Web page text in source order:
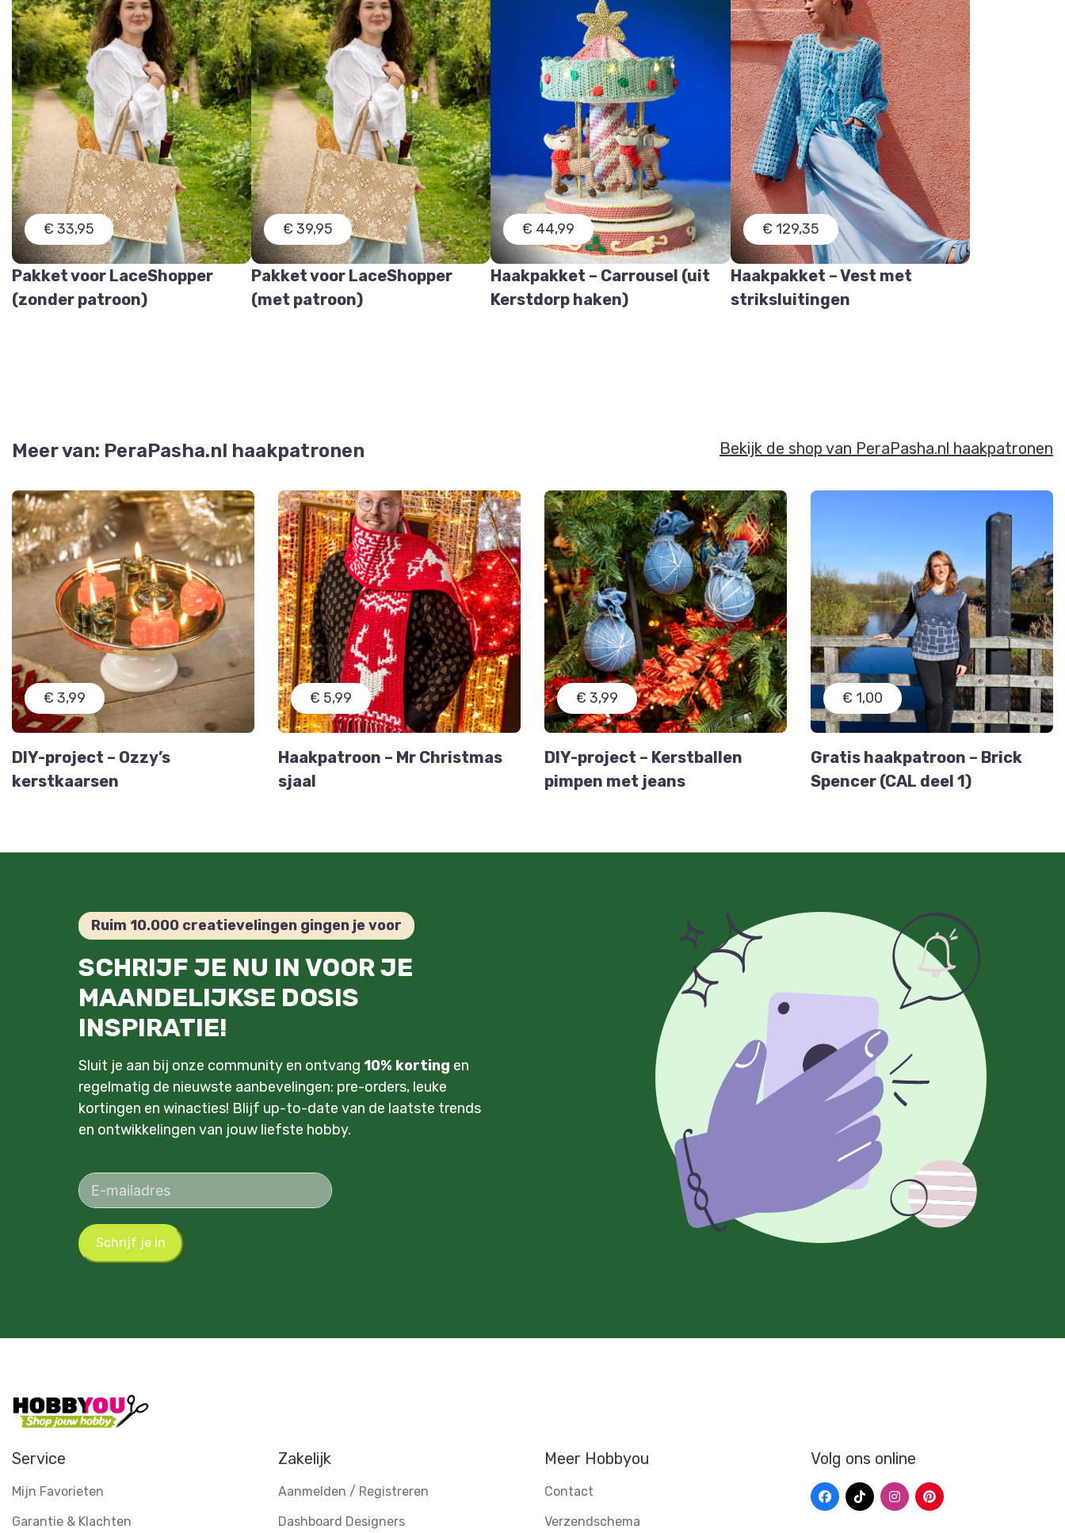
€ 33,95
Pakket voor LaceShopper
(zonder patroon)
€ 39,95
Pakket voor LaceShopper
(met patroon)
€ 44,99
Haakpakket – Carrousel (uit
Kerstdorp haken)
€ 129,35
Haakpakket – Vest met
striksluitingen
Meer van: PeraPasha.nl haakpatronen Bekijk de shop van PeraPasha.nl haakpatronen
€ 3,99
DIY-project – Ozzy’s
kerstkaarsen
€ 5,99
Haakpatroon – Mr Christmas
sjaal
€ 3,99
DIY-project – Kerstballen
pimpen met jeans
€ 1,00
Gratis haakpatroon – Brick
Spencer (CAL deel 1)
Ruim 10.000 creatievelingen gingen je voor
SCHRIJF JE NU IN VOOR JE
MAANDELIJKSE DOSIS
INSPIRATIE!
Sluit je aan bij onze community en ontvang 10% korting en
regelmatig de nieuwste aanbevelingen: pre-orders, leuke
kortingen en winacties! Blijf up-to-date van de laatste trends
en ontwikkelingen van jouw liefste hobby.
Schrijf je in
Service
Mijn Favorieten
Garantie & Klachten
Zakelijk
Aanmelden / Registreren
Dashboard Designers
Meer Hobbyou
Contact
Verzendschema
Volg ons online